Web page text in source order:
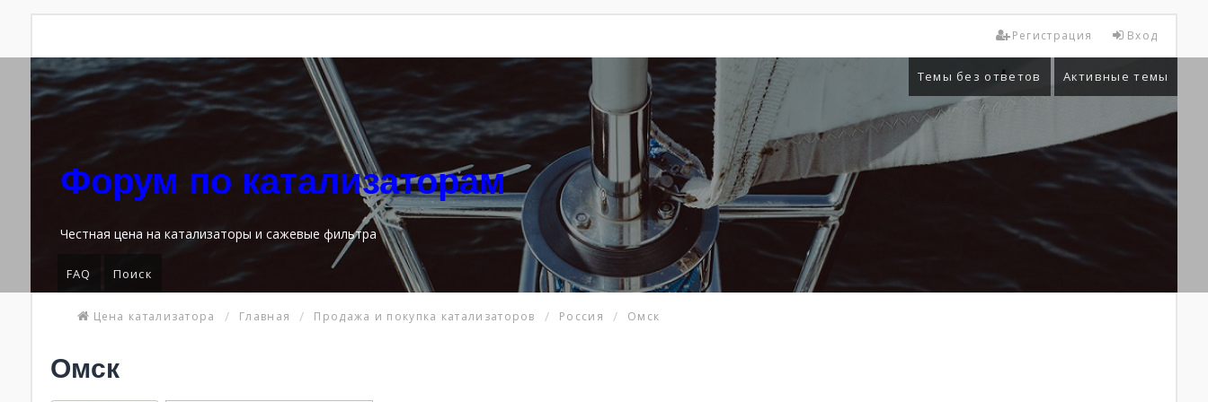
Вход
Регистрация
Темы без ответов Активные темы
Форум по катализаторам
Честная цена на катализаторы и сажевые фильтра
FAQ Поиск
Цена катализатора Главная Продажа и покупка катализаторов Россия Омск
Омск